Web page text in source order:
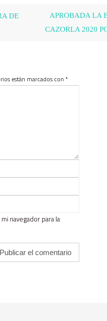
DE
APROBADA LA
CAZORLA 2020
están marcados con *
navegador para la